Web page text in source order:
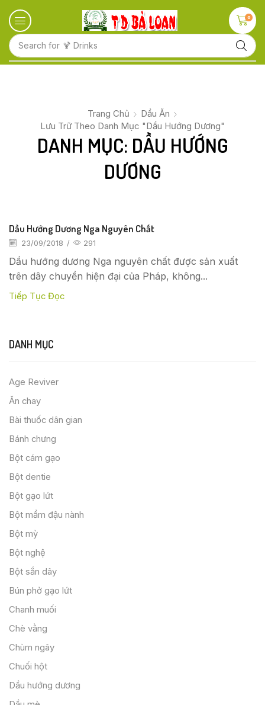
Search for 🍋 Fruits
0
Trang Chủ
Dầu Ăn
Lưu Trữ Theo Danh Mục "Dầu Hướng Dương"
DANH MỤC: DẦU HƯỚNG
DƯƠNG
Dầu Hướng Dương Nga Nguyên Chất
23/09/2018 / 291
Dầu hướng dương Nga nguyên chất được sản xuất
trên dây chuyền hiện đại của Pháp, không...
Tiếp Tục Đọc
DANH MỤC
Age Reviver
Ăn chay
Bài thuốc dân gian
Bánh chưng
Bột cám gạo
Bột dentie
Bột gạo lứt
Bột mầm đậu nành
Bột mỳ
Bột nghệ
Bột sắn dây
Bún phở gạo lứt
Chanh muối
Chè vằng
Chùm ngây
Chuối hột
Dầu hướng dương